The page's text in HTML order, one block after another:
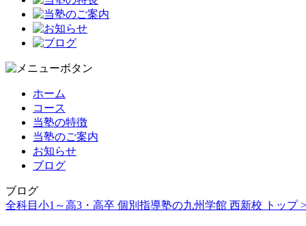
ホーム
コース
当塾の特徴
当塾のご案内
お知らせ
ブログ
ブログ
全科目小1～高3・高卒 個別指導塾の九州学館 西新校 トップ